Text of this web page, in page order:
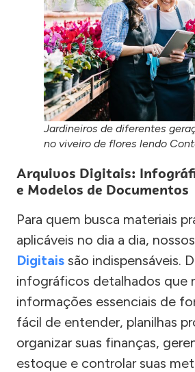
Jardineiros de diferentes
no viveiro de flores lendo
Arquivos Digitais:
e Modelos de Documentos
Para quem busca materiais
aplicáveis no dia a dia, nossos
Digitais são indispensáveis.
infográficos detalhados que
informações essenciais de
fácil de entender, planilhas
organizar suas finanças,
estoque e controlar suas